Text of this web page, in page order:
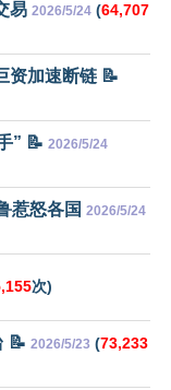
易 2026/5/24 (64,707
资加速断链 📝
” 📝 2026/5/24
惹怒各国 2026/5/24
次)
📝 2026/5/23 (73,233